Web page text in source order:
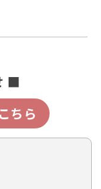
■
ちら